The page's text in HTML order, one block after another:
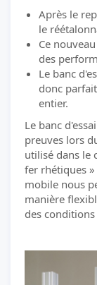
Après le
le
Ce
des
Le banc
donc
entier.
Le banc
preuves lors
utilisé dans le
fer rhétiques
mobile nous
manière
des